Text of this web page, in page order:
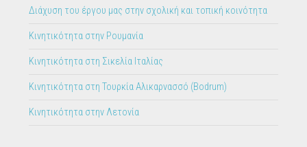
Διάχυση του έργου μας στην σχολική και τοπική κοινότητα
Κινητικότητα στην Ρουμανία
Κινητικότητα στη Σικελία Ιταλίας
Κινητικότητα στη Τουρκία Αλικαρνασσό (Bodrum)
Κινητικότητα στην Λετονία